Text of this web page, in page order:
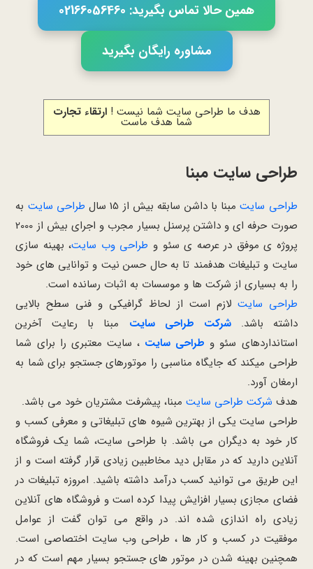
همین حالا تماس بگیرید: 02166056460
مشاوره رایگان بگیرید
هدف ما طراحی سایت شما نیست !ارتقاء تجارت
شما هدف ماست
طراحی سایت مبنا
طراحی سایتمبنا با داشن سابقه بیش از 15 سال طراحی سایت به
صورت حرفه ای و داشتن پرسنل بسیار مجرب و اجرای بیش از 2000
پروژه ی موفق در عرصه ی سئو و طراحی وب سایت، بهینه سازی
سایت و تبلیغات هدفمند تا به حال حسن نیت و توانایی های خود
را به بسیاری از شرکت ها و موسسات به اثبات رسانده است.
طراحی سایت لازم است از لحاظ گرافیکی و فنی سطح بالایی
داشته باشد.شرکت طراحی سایت مبنا با رعایت آخرین
استانداردهای سئو و طراحی سایت ، سایت معتبری را برای شما
طراحی میکند که جایگاه مناسبی را موتورهای جستجو برای شما به
ارمغان آورد.
هدف شرکت طراحی سایت مبنا، پیشرفت مشتریان خود می باشد.
طراحی سایت یکی از بهترین شیوه های تبلیغاتی و معرفی کسب و
کار خود به دیگران می باشد. با طراحی سایت، شما یک فروشگاه
آنلاین دارید که در مقابل دید مخاطبین زیادی قرار گرفته است و از
این طریق می توانید کسب درآمد داشته باشید. امروزه تبلیغات در
فضای مجازی بسیار افزایش پیدا کرده است و فروشگاه های آنلاین
زیادی راه اندازی شده اند. در واقع می توان گفت از عوامل
موفقیت در کسب و کار ها ، طراحی وب سایت اختصاصی است.
همچنین بهینه شدن در موتور های جستجو بسیار مهم است که در